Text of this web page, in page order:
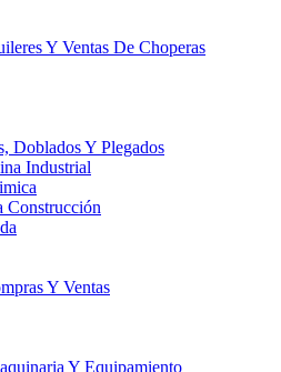
Y Ventas De Choperas
Doblados Y Plegados
Industrial
Construcción
Y Ventas
Y Equipamiento